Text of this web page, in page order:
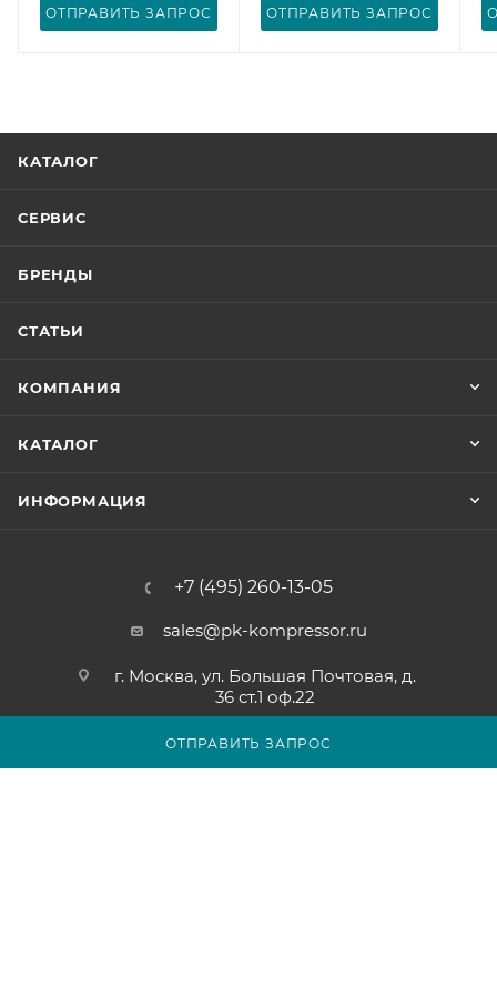
ОТПРАВИТЬ ЗАПРОС
ОТПРАВИТЬ ЗАПРОС ОТПРАВИТЬ ЗАПРОС
КАТАЛОГ
СЕРВИС
БРЕНДЫ
СТАТЬИ
КОМПАНИЯ
КАТАЛОГ
ИНФОРМАЦИЯ
+7 (495) 260-13-05
sales@pk-kompressor.ru
г. Москва, ул. Большая Почтовая, д.
36 ст.1 оф.22